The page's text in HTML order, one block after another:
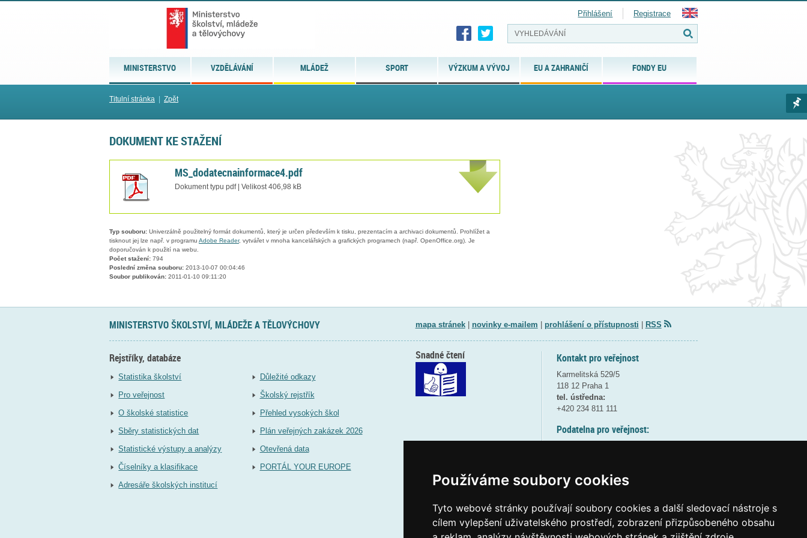
Používáme soubory cookies
Tyto webové stránky používají soubory cookies a další sledovací nástroje s
cílem vylepšení uživatelského prostředí, zobrazení přizpůsobeného obsahu
MINISTERSTVO VZDĚLÁVÁNÍ MLÁDEŽ SPORT VÝZKUM A VÝVOJ EU A ZAHRANIČÍ FONDY EU
Přihlášení Registrace
Titulní stránka Zpět
DOKUMENT KE STAŽENÍ
MS_dodatecnainformace4.pdf
Dokument typu pdf | Velikost 406,98 kB
Typ souboru: Univerzálně použitelný formát dokumentů, který je určen především k tisku, prezentacím a archivaci dokumentů. Prohlížet a
tisknout jej lze např. v programu Adobe Reader, vytvářet v mnoha kancelářských a grafických programech (např. OpenOffice.org). Je
doporučován k použití na webu.
Počet stažení: 794
Poslední změna souboru: 2013-10-07 00:04:46
Soubor publikován: 2011-01-10 09:11:20
MINISTERSTVO ŠKOLSTVÍ, MLÁDEŽE A TĚLOVÝCHOVY mapa stránek| novinky e-mailem prohlášení o přístupnosti RSS
Rejstříky, databáze
Statistika školství
Pro veřejnost
O školské statistice
Sběry statistických dat
Statistické výstupy a analýzy
Číselníky a klasifikace
Adresáře školských institucí
Důležité odkazy
Školský rejstřík
Přehled vysokých škol
Plán veřejných zakázek 2026
Otevřená data
PORTÁL YOUR EUROPE
Kontakt pro veřejnost
Karmelitská 529/5
118 12 Praha 1
tel. ústředna:
+420 234 811 111
Podatelna pro veřejnost:
(více informací
Elektronická podatelna:
Snadné čtení